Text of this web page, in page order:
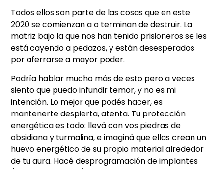
Todos ellos son parte de las cosas que en este
2020 se comienzan a o terminan de destruir. La
matriz bajo la que nos han tenido prisioneros se les
está cayendo a pedazos, y están desesperados
por aferrarse a mayor poder.
Podría hablar mucho más de esto pero a veces
siento que puedo infundir temor, y no es mi
intención. Lo mejor que podés hacer, es
mantenerte despierta, atenta. Tu protección
energética es todo: llevá con vos piedras de
obsidiana y turmalina, e imaginá que ellas crean un
huevo energético de su propio material alrededor
de tu aura. Hacé desprogramación de implantes